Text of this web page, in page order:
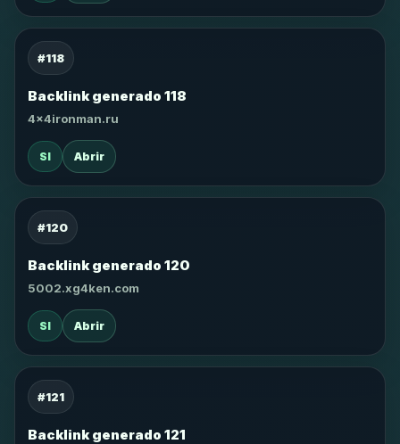
#118
Backlink generado 118
4x4ironman.ru
SI Abrir
#120
Backlink generado 120
5002.xg4ken.com
SI Abrir
#121
Backlink generado 121